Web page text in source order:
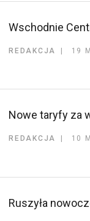
Wschodnie
REDAKCJA 19
Nowe taryfy za
REDAKCJA 10
Ruszyła